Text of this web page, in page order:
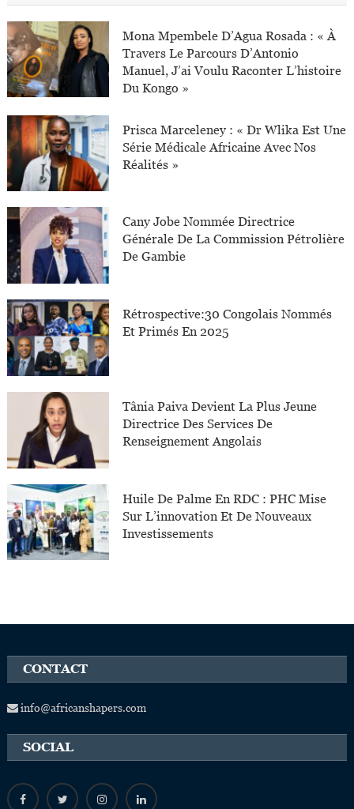
Mona Mpembele D’Agua Rosada : « À
Travers Le Parcours D’Antonio
Manuel, J’ai Voulu Raconter L’histoire
Du Kongo »
Prisca Marceleney : « Dr Wlika Est Une
Série Médicale Africaine Avec Nos
Réalités »
Cany Jobe Nommée Directrice
Générale De La Commission Pétrolière
De Gambie
Rétrospective:30 Congolais Nommés
Et Primés En 2025
Tânia Paiva Devient La Plus Jeune
Directrice Des Services De
Renseignement Angolais
Huile De Palme En RDC : PHC Mise
Sur L’innovation Et De Nouveaux
Investissements
CONTACT
info@africanshapers.com
SOCIAL